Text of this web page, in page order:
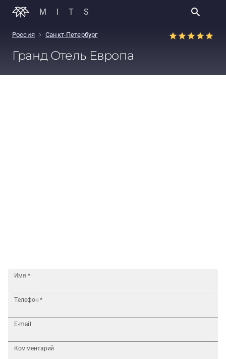
MITS
Россия › Санкт-Петербург
Гранд Отель Европа
Имя *
Телефон *
E-mail
Комментарий